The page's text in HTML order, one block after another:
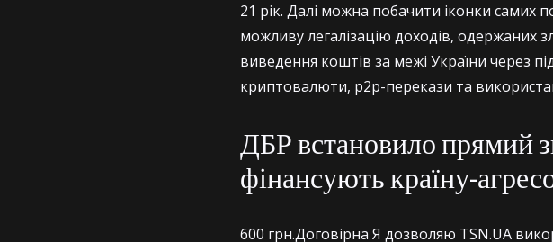
21 рік. Далі можна побачити іконки самих
можливу легалізацію доходів, одержаних
виведення коштів за межі України через
криптовалюти, p2p-перекази та
ДБР встановило прямий
фінансують країну-
600 грн.Договірна Я дозволяю TSN.UA